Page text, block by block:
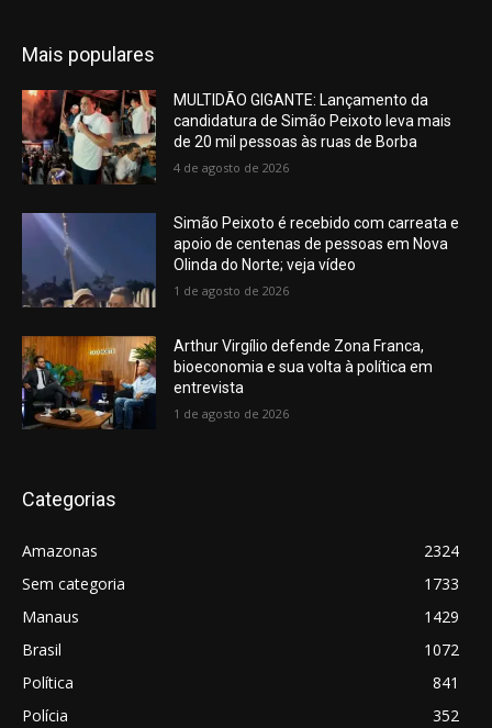
Mais populares
MULTIDÃO GIGANTE: Lançamento da
candidatura de Simão Peixoto leva mais
de 20 mil pessoas às ruas de Borba
4 de agosto de 2026
Simão Peixoto é recebido com carreata e
apoio de centenas de pessoas em Nova
Olinda do Norte; veja vídeo
1 de agosto de 2026
Arthur Virgílio defende Zona Franca,
bioeconomia e sua volta à política em
entrevista
1 de agosto de 2026
Categorias
Amazonas
2324
Sem categoria
1733
Manaus
1429
Brasil
1072
Política
841
Polícia
352